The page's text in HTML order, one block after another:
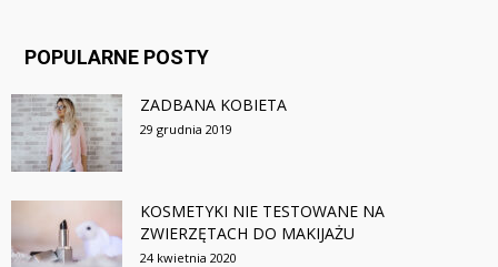
POPULARNE POSTY
ZADBANA KOBIETA
29 grudnia 2019
KOSMETYKI NIE TESTOWANE NA
ZWIERZĘTACH DO MAKIJAŻU
24 kwietnia 2020